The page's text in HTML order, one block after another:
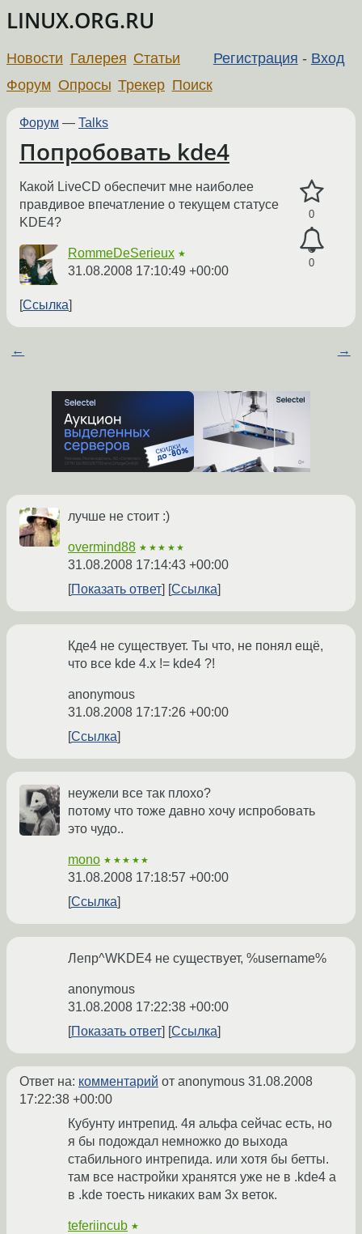
LINUX.ORG.RU
Регистрация - Вход
Новости Галерея Статьи
Форум Опросы Трекер Поиск
Форум — Talks
Попробовать kde4
0
0
Какой LiveCD обеспечит мне наиболее
правдивое впечатление о текущем статусе
KDE4?
RommeDeSerieux ★
31.08.2008 17:10:49 +00:00
Ссылка
← →
лучше не стоит :)
overmind88 ★★★★★
31.08.2008 17:14:43 +00:00
Показать ответ
Ссылка
Кде4 не существует. Ты что, не понял ещё,
что все kde 4.x != kde4 ?!
anonymous
31.08.2008 17:17:26 +00:00
Ссылка
неужели все так плохо?
потому что тоже давно хочу испробовать
это чудо..
mono ★★★★★
31.08.2008 17:18:57 +00:00
Ссылка
Лепр^WKDE4 не существует, %username%
anonymous
31.08.2008 17:22:38 +00:00
Показать ответ
Ссылка
Ответ на: комментарий от anonymous 31.08.2008
17:22:38 +00:00
Кубунту интрепид. 4я альфа сейчас есть, но
я бы подождал немножко до выхода
стабильного интрепида. или хотя бы бетты.
там все настройки хранятся уже не в .kde4 а
в .kde тоесть никаких вам 3х веток.
teferiincub ★